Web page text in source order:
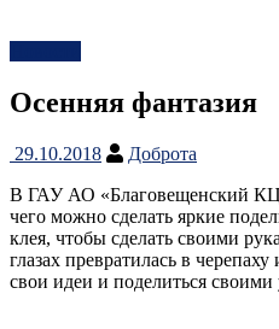
Осенняя фантазия
29.10.2018
Доброта
В ГАУ АО «Благовещенский
чего можно сделать яркие
клея, чтобы сделать своими
глазах превратилась в
свои идеи и поделиться